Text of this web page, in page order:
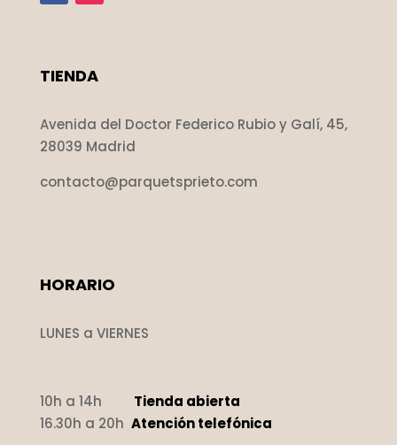
TIENDA
Avenida del Doctor Federico Rubio y Galí, 45,
28039 Madrid
contacto@parquetsprieto.com
HORARIO
LUNES a VIERNES
10h a 14h Tienda abierta
16.30h a 20h Atención telefónica